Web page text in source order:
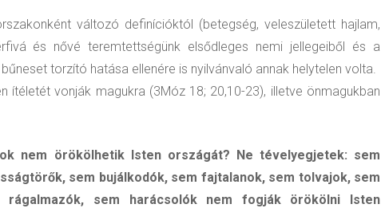
változó definícióktól (betegség, veleszületett hajlam,
és nővé teremtettségünk elsődleges nemi jellegeiből és a
torzító hatása ellenére is nyilvánvaló annak helytelen volta.
ítéletét vonják magukra (3Móz 18; 20,10-23), illetve önmagukban
nem örökölhetik Isten országát? Ne tévelyegjetek: sem
sem bujálkodók, sem fajtalanok, sem tolvajok, sem
rágalmazók, sem harácsolók nem fogják örökölni Isten